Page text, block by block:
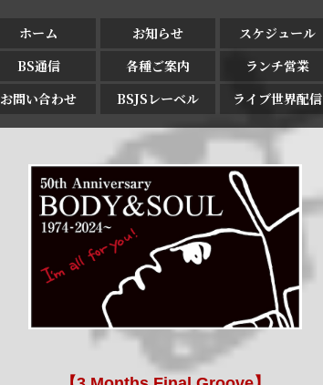
ホーム お知らせ スケジュール
BS通信
各種ご案内 ランチ営業
お問い合わせ
BSJSレーベル ライブ世界配信